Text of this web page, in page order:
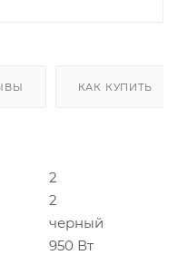
КАК КУПИТЬ
2
2
черный
950 Вт